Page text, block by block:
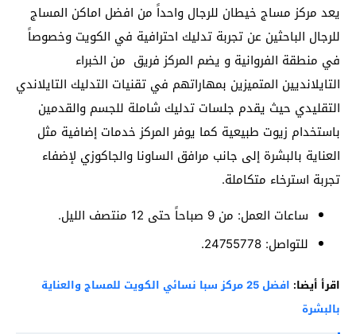
يعد مركز مساج خيطان للرجال واحداً من افضل اماكن المساج
للرجال الباحثين عن تجربة تدليك احترافية في الكويت وخصوصاً
في منطقة الفروانية و يضم المركز فريق من الخبراء
التايلانديين المتميزين بمهاراتهم في تقنيات التدليك التايلاندي
التقليدي حيث يقدم جلسات تدليك شاملة للجسم والقدمين
باستخدام زيوت طبيعية كما يوفر المركز خدمات إضافية مثل
العناية بالبشرة إلى جانب مرافق الساونا والجاكوزي لإضفاء
تجربة استرخاء متكاملة.
ساعات العمل: من 9 صباحاً حتى 12 منتصف الليل.
للتواصل: 24755778.
اقرأ أيضا:
افضل 25 مركز سبا نسائي الكويت للمساج والعناية
بالبشرة